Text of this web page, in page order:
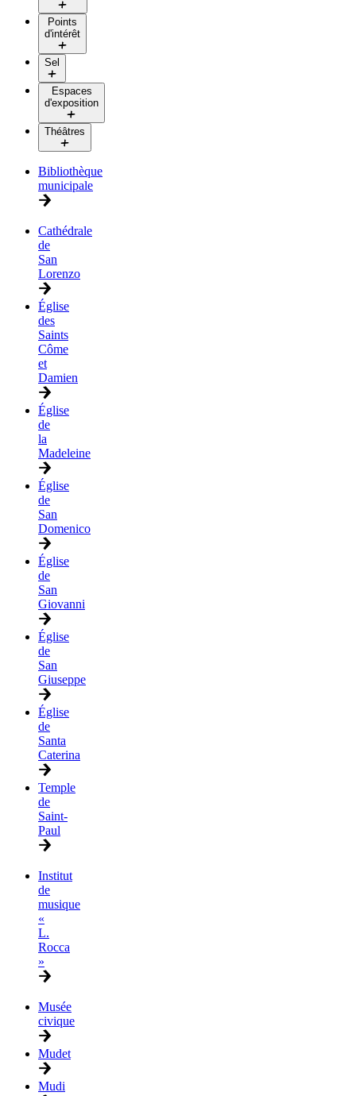
Points
d'intérêt
Sel
Espaces
d'exposition
Théâtres
Bibliothèque
municipale
Cathédrale
de
San
Lorenzo
Église
des
Saints
Côme
et
Damien
Église
de
la
Madeleine
Église
de
San
Domenico
Église
de
San
Giovanni
Église
de
San
Giuseppe
Église
de
Santa
Caterina
Temple
de
Saint-
Paul
Institut
de
musique
«
L.
Rocca
»
Musée
civique
Mudet
Mudi